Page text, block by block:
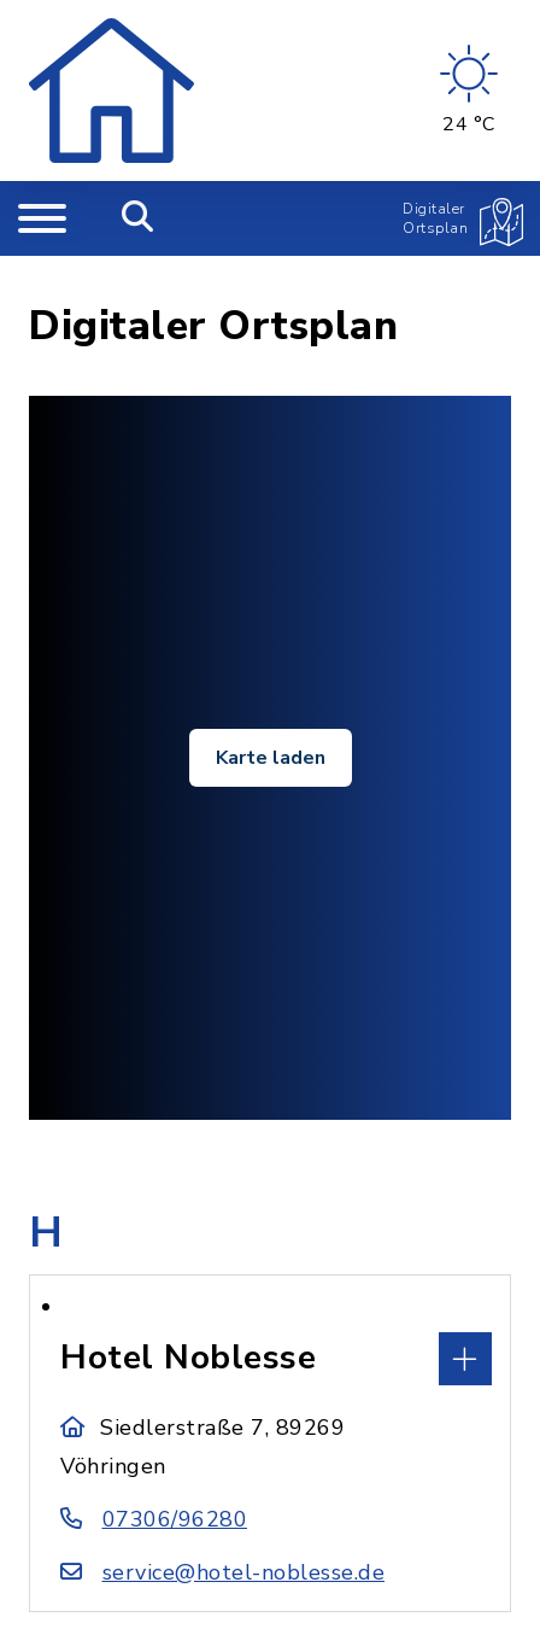
24 °C
Digitaler
Ortsplan
Digitaler Ortsplan
Karte laden
H
Hotel Noblesse
Siedlerstraße 7, 89269
Vöhringen
07306/96280
service@hotel-noblesse.de